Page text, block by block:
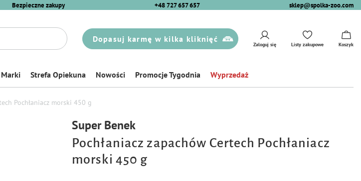
Bezpieczne zakupy +48 727 657 657 sklep@spolka-zoo.com
Dopasuj karmę w kilka kliknięć
Zaloguj się Listy zakupowe Koszyk
Marki Strefa Opiekuna Nowości Promocje Tygodnia Wyprzedaż
Pochłaniacz morski 450 g
Super Benek
Pochłaniacz zapachów Certech Pochłaniacz
morski 450 g